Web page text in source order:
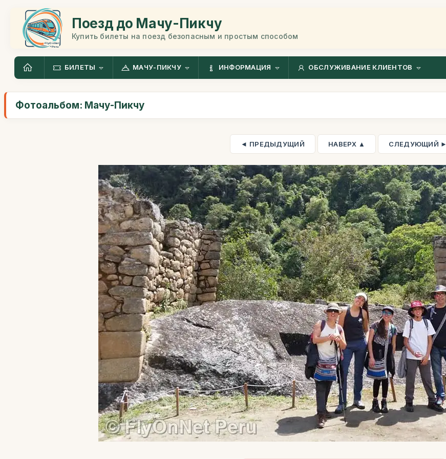
Поезд до Мачу-Пикчу
Купить билеты на поезд безопасным и простым способом
БИЛЕТЫ МАЧУ-ПИКЧУ ИНФОРМАЦИЯ ОБСЛУЖИВАНИЕ КЛИЕНТОВ
Фотоальбом: Мачу-Пикчу
◄ ПРЕДЫДУЩИЙ НАВЕРХ ▲ СЛЕДУЮЩИЙ ►